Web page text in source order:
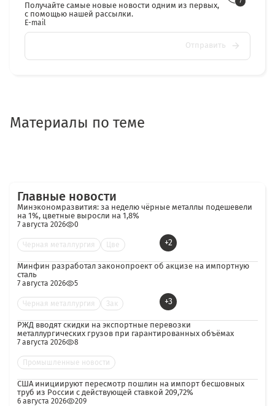
Получайте самые новые новости одним из первых,
с помощью нашей рассылки.
E-mail
Отправить
Материалы по теме
Главные новости
Минэкономразвития: за неделю чёрные металлы подешевели
на 1%, цветные выросли на 1,8%
7 августа 2026 0
Черная металлургия Цве +2
Минфин разработал законопроект об акцизе на импортную
сталь
7 августа 2026 5
Черная металлургия Зак +3
РЖД вводят скидки на экспортные перевозки
металлургических грузов при гарантированных объёмах
7 августа 2026 8
Промышленные новости
США инициируют пересмотр пошлин на импорт бесшовных
труб из России с действующей ставкой 209,72%
6 августа 2026 209